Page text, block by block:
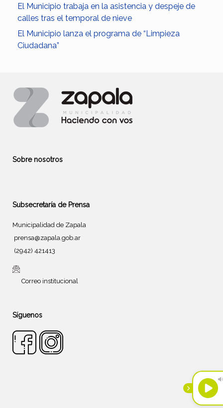
El Municipio trabaja en la asistencia y despeje de
calles tras el temporal de nieve
El Municipio lanza el programa de “Limpieza
Ciudadana”
Sobre nosotros
Subsecretaría de Prensa
Municipalidad de Zapala
prensa@zapala.gob.ar
(2942) 421413
Correo institucional
Síguenos